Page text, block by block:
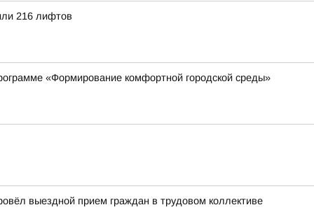
216 лифтов
«Формирование комфортной городской среды»
выездной прием граждан в трудовом коллективе